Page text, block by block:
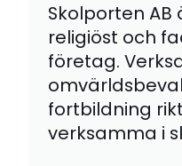
Skolporten
religiöst och
företag.
fortbildning
verksamma i